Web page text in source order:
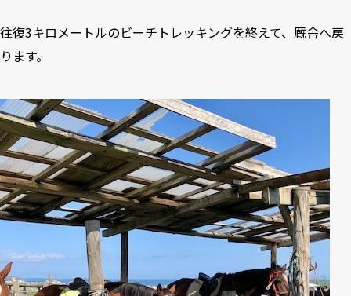
往復3キロメートルのビーチトレッキングを終えて、厩舎へ戻
ります。